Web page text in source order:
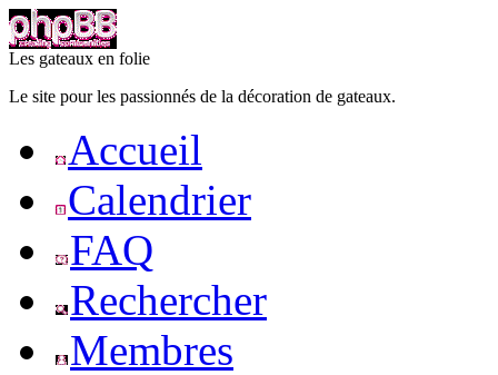
Les gateaux en folie
Le site pour les passionnés de la décoration de gateaux.
Accueil
Calendrier
FAQ
Rechercher
Membres